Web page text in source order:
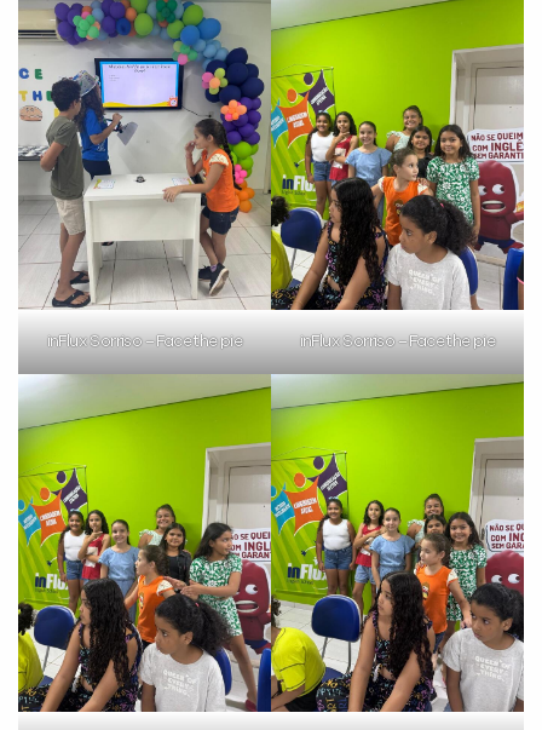
inFlux Sorriso – Face the pie inFlux Sorriso – Face the pie